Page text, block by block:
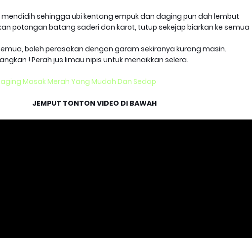
mendidih sehingga ubi kentang empuk dan daging pun dah lembut
potongan batang saderi dan karot, tutup sekejap biarkan ke semua
boleh perasakan dengan garam sekiranya kurang masin.
! Perah jus limau nipis untuk menaikkan selera.
Masak Merah Yang Mudah Dan Sedap
JEMPUT TONTON VIDEO DI BAWAH